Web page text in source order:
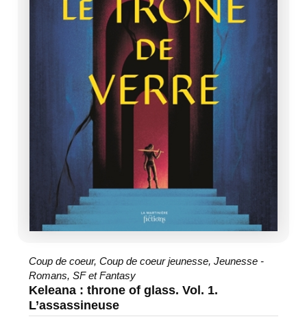
Coup de coeur, Coup de coeur jeunesse, Jeunesse -
Romans, SF et Fantasy
Keleana : throne of glass. Vol. 1.
L’assassineuse